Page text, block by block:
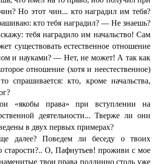
Но этот чин... кто наградил им тебя?
кто тебя наградил? — Не знаешь?
тебя наградило им начальство! Сам
существовать естественное отношение
и науками? — Нет, не может! А так как
отношение (хотя и неестественное)
спрашивается: кто, кроме начальства,
«якобы права» при вступлении на
деятельности... Тверже ли они
в двух первых примерах?
далее? Поведем ли беседу о твоих
старости?.. О, Пафнутьев! проживи с мое
твои права подлинно столь уже